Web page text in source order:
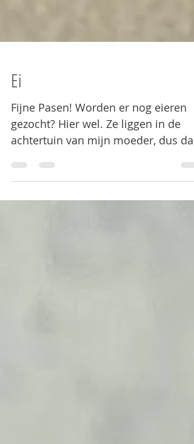
Ei
Fijne Pasen! Worden er nog eieren
gezocht? Hier wel. Ze liggen in de
achtertuin van mijn moeder, dus dat
beperkt het zoekgebied gelukkig...